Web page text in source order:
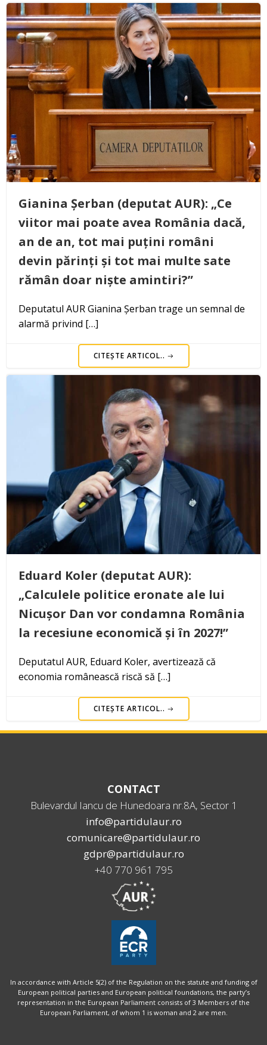
Gianina Șerban (deputat AUR): „Ce
viitor mai poate avea România dacă,
an de an, tot mai puțini români
devin părinți și tot mai multe sate
rămân doar niște amintiri?”
Deputatul AUR Gianina Șerban trage un semnal de
alarmă privind […]
CITEȘTE ARTICOL..
Eduard Koler (deputat AUR):
„Calculele politice eronate ale lui
Nicușor Dan vor condamna România
la recesiune economică și în 2027!”
Deputatul AUR, Eduard Koler, avertizează că
economia românească riscă să […]
CITEȘTE ARTICOL..
CONTACT
Bulevardul Iancu de Hunedoara nr.8A, Sector 1
info@partidulaur.ro
comunicare@partidulaur.ro
gdpr@partidulaur.ro
+40 770 961 795
In accordance with Article 5(2) of the Regulation on the statute and funding of
European political parties and European political foundations, the party’s
representation in the European Parliament consists of 3 Members of the
European Parliament, of whom 1 is woman and 2 are men.